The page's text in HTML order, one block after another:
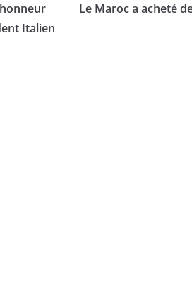
Italien
Le Maroc a acheté